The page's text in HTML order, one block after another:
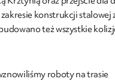
konstrukcji stalowej
też wszystkie
roboty na trasie